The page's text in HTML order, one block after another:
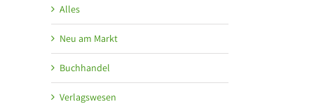
Alles
Neu am Markt
Buchhandel
Verlagswesen